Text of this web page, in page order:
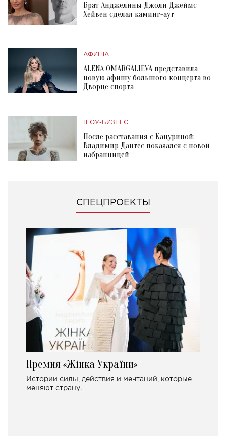
Брат Анджелины Джоли Джеймс
Хейвен сделал каминг-аут
АФИША
ALENA OMARGALIEVA представила
новую афишу большого концерта во
Дворце спорта
ШОУ-БИЗНЕС
После расставания с Кацуриной:
Владимир Дантес показался с новой
избранницей
СПЕЦПРОЕКТЫ
Премия «Жінка України»
Истории силы, действия и мечтаний, которые
меняют страну.